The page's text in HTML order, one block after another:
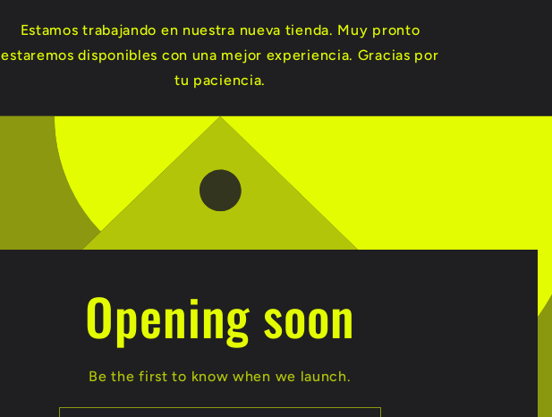
Estamos trabajando en nuestra nueva tienda. Muy pronto
estaremos disponibles con una mejor experiencia. Gracias por
tu paciencia.
Opening soon
Be the first to know when we launch.